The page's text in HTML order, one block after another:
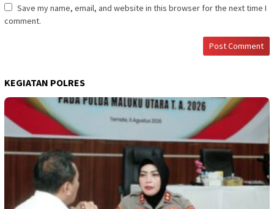
Save my name, email, and website in this browser for the next time I
comment.
KEGIATAN POLRES